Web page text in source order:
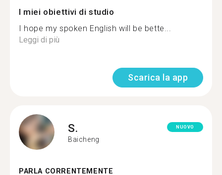
I miei obiettivi di studio
I hope my spoken English will be bette...
Leggi di più
Scarica la app
S.
Baicheng
NUOVO
PARLA CORRENTEMENTE